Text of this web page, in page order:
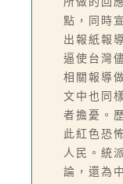
點，同時
出報紙報
逼使台灣
相關報導
文中也同
者擔憂。
此紅色恐
人民。統
論，還為